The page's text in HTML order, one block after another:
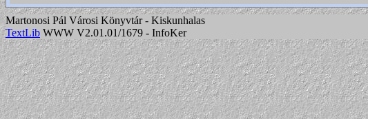
Martonosi Pál Városi Könyvtár - Kiskunhalas
TextLib WWW V2.01.01/1679 - InfoKer